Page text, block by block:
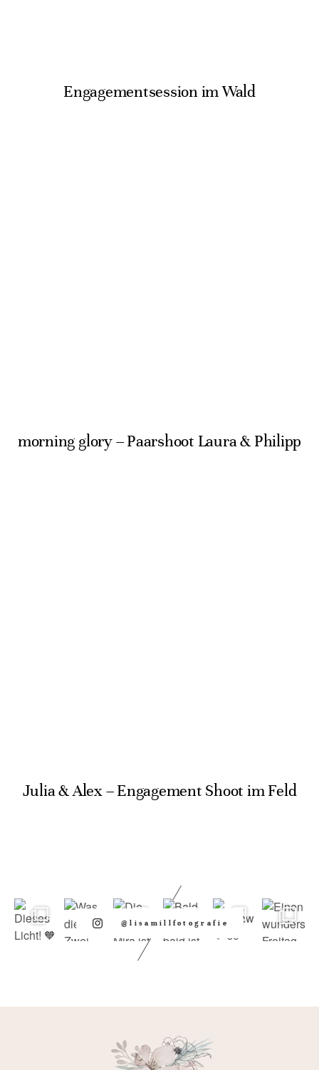
Engagementsession im Wald
morning glory – Paarshoot Laura & Philipp
Julia & Alex – Engagement Shoot im Feld
@lisamillfotografie